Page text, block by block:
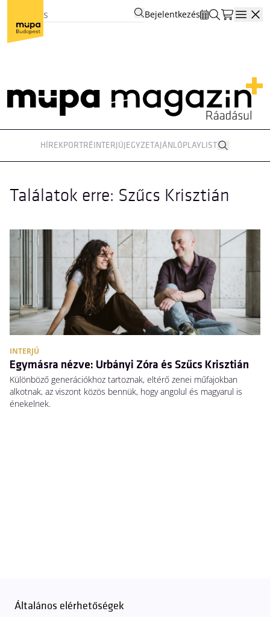
Bejelentkezés
HÍREKPORTRÉINTERJÚJEGYZETAJÁNLÓPLAYLIST
Találatok erre: Szűcs Krisztián
INTERJÚ
Egymásra nézve: Urbányi Zóra és Szűcs Krisztián
Különböző generációkhoz tartoznak, eltérő zenei műfajokban
alkotnak, az viszont közös bennük, hogy angolul és magyarul is
énekelnek.
Általános elérhetőségek